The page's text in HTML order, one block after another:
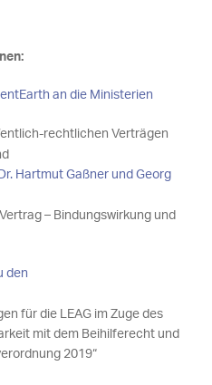
an die Ministerien
rechtlichen Verträgen
Hartmut Gaßner und Georg
– Bindungswirkung und
den
für die LEAG im Zuge des
mit dem Beihilferecht und
2019“